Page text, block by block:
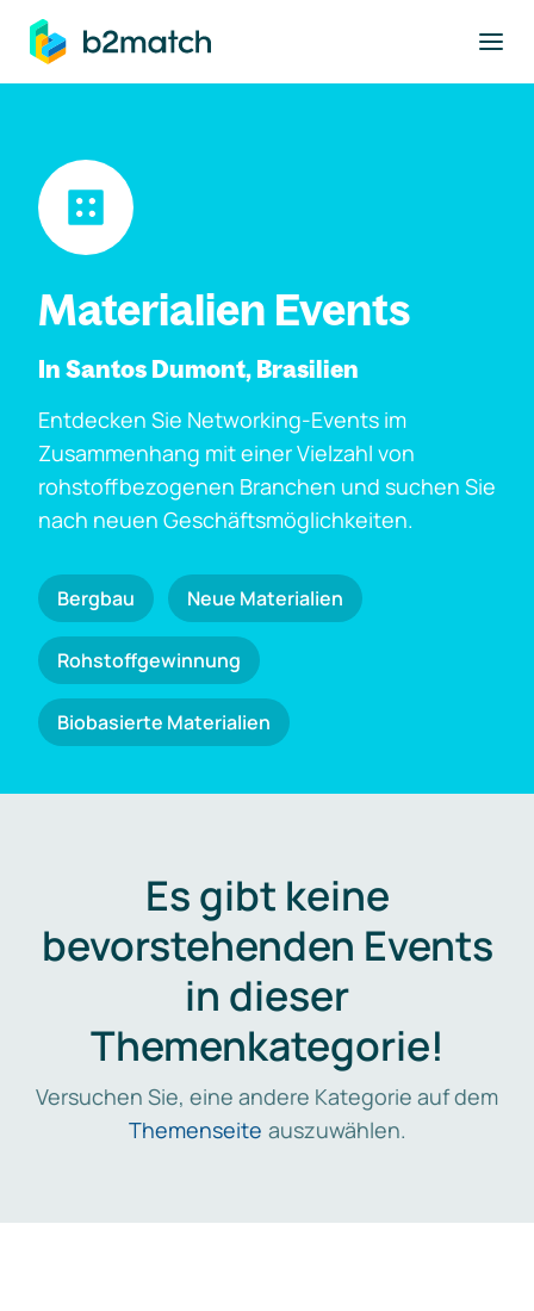
springen
Materialien Events
In Santos Dumont, Brasilien
Entdecken Sie Networking-Events im
Zusammenhang mit einer Vielzahl von
rohstoffbezogenen Branchen und suchen Sie
nach neuen Geschäftsmöglichkeiten.
Bergbau Neue Materialien
Rohstoffgewinnung
Biobasierte Materialien
Es gibt keine
bevorstehenden Events
in dieser
Themenkategorie!
Versuchen Sie, eine andere Kategorie auf dem
Themenseite auszuwählen.